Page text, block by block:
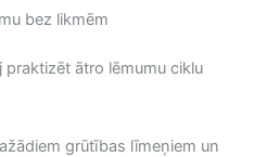
bez likmēm
praktizēt ātro lēmumu ciklu
grūtības līmeņiem un